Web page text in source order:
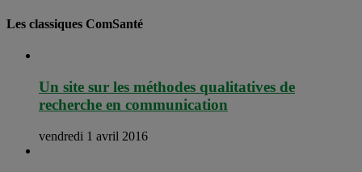
Les classiques ComSanté
Un site sur les méthodes qualitatives de
recherche en communication
vendredi 1 avril 2016